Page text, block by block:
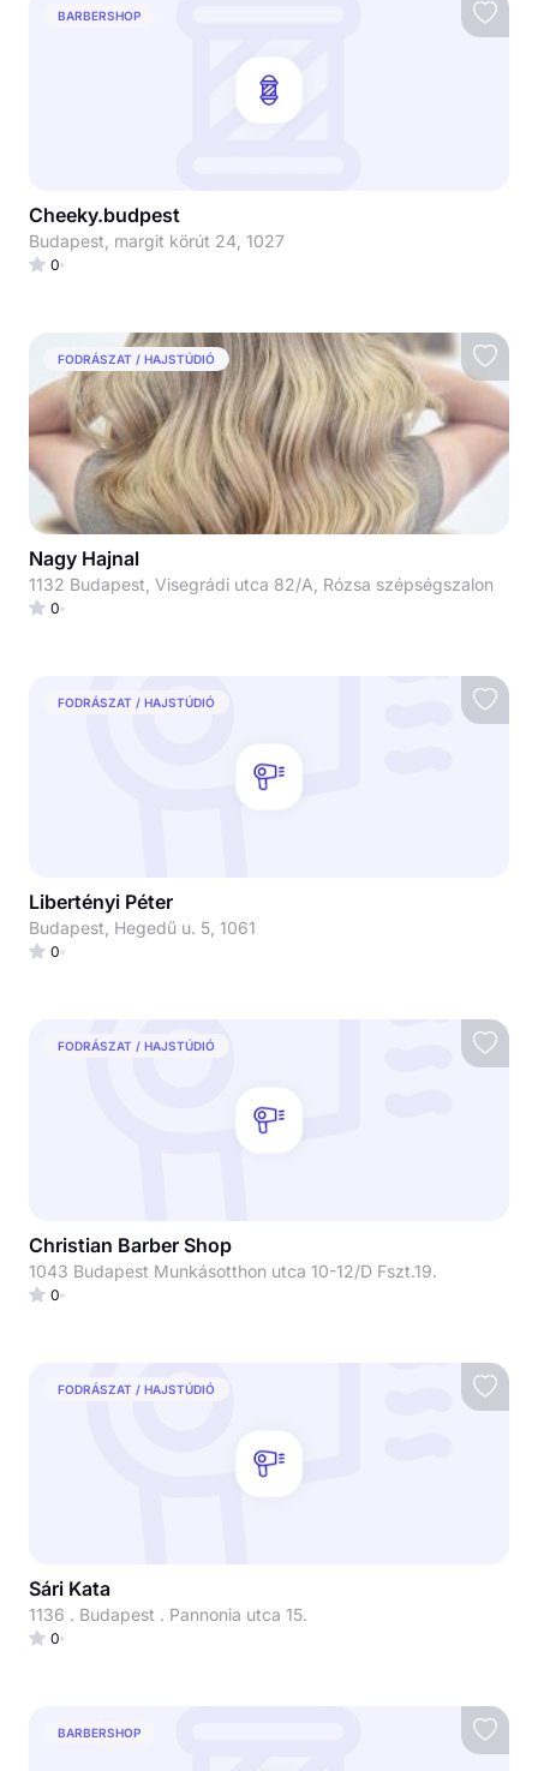
BARBERSHOP
Cheeky.budpest
Budapest, margit körút 24, 1027
0
FODRÁSZAT / HAJSTÚDIÓ
Nagy Hajnal
1132 Budapest, Visegrádi utca 82/A, Rózsa szépségszalon
0
FODRÁSZAT / HAJSTÚDIÓ
Libertényi Péter
Budapest, Hegedű u. 5, 1061
0
FODRÁSZAT / HAJSTÚDIÓ
Christian Barber Shop
1043 Budapest Munkásotthon utca 10-12/D Fszt.19.
0
FODRÁSZAT / HAJSTÚDIÓ
Sári Kata
1136 . Budapest . Pannonia utca 15.
0
BARBERSHOP